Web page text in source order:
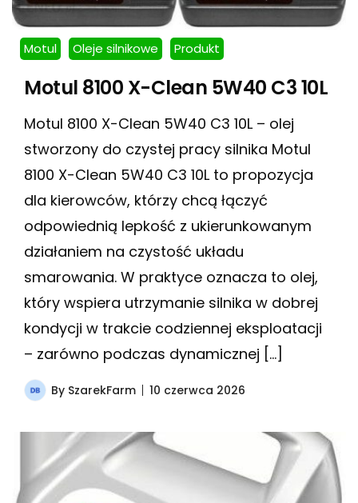
Motul Oleje silnikowe Produkt
Motul 8100 X-Clean 5W40 C3 10L
Motul 8100 X-Clean 5W40 C3 10L – olej
stworzony do czystej pracy silnika Motul
8100 X-Clean 5W40 C3 10L to propozycja
dla kierowców, którzy chcą łączyć
odpowiednią lepkość z ukierunkowanym
działaniem na czystość układu
smarowania. W praktyce oznacza to olej,
który wspiera utrzymanie silnika w dobrej
kondycji w trakcie codziennej eksploatacji
– zarówno podczas dynamicznej […]
By SzarekFarm 10 czerwca 2026